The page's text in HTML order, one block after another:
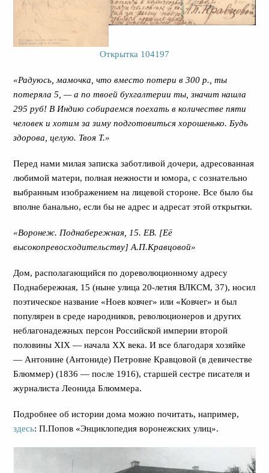
Открытка 104197
«Радуюсь, мамочка, что вместо потери в 300 р., ты
потеряла 5, — а по твоей бухгалтерии ты, значит нашла
295 руб! В Индию собираемся поехать в количестве пяти
человек и хотим за зиму подготовиться хорошенько. Будь
здорова, целую. Твоя Т.»
Перед нами милая записка заботливой дочери, адресованная
любимой матери, полная нежности и юмора, с сознательно
выбранным изображением на лицевой стороне. Все было бы
вполне банально, если бы не адрес и адресат этой открытки.
«Воронеж. Поднабережная, 15. ЕВ. [Её
высокопревосходительству] А.П.Кравцовой»
Дом, располагающийся по дореволюционному адресу
Поднабережная, 15 (ныне улица 20-летия ВЛКСМ, 37), носил
поэтическое название «Ноев ковчег» или «Ковчег» и был
популярен в среде народников, революционеров и других
неблагонадежных персон Российской империи второй
половины ХIХ — начала ХХ века. И все благодаря хозяйке
— Антонине (Антониде) Петровне Кравцовой (в девичестве
Блюммер) (1836 — после 1916), старшей сестре писателя и
журналиста Леонида Блюммера.
Подробнее об истории дома можно почитать, например,
здесь: П.Попов «Энциклопедия воронежских улиц».